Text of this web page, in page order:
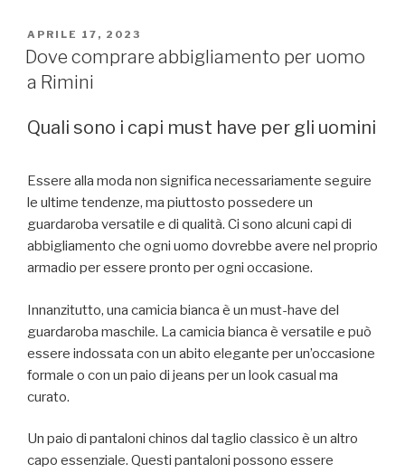
PUBBLICATO
IL
APRILE 17, 2023
Dove comprare abbigliamento per uomo
a Rimini
Quali sono i capi must have per gli uomini
Essere alla moda non significa necessariamente seguire
le ultime tendenze, ma piuttosto possedere un
guardaroba versatile e di qualità. Ci sono alcuni capi di
abbigliamento che ogni uomo dovrebbe avere nel proprio
armadio per essere pronto per ogni occasione.
Innanzitutto, una camicia bianca è un must-have del
guardaroba maschile. La camicia bianca è versatile e può
essere indossata con un abito elegante per un’occasione
formale o con un paio di jeans per un look casual ma
curato.
Un paio di pantaloni chinos dal taglio classico è un altro
capo essenziale. Questi pantaloni possono essere